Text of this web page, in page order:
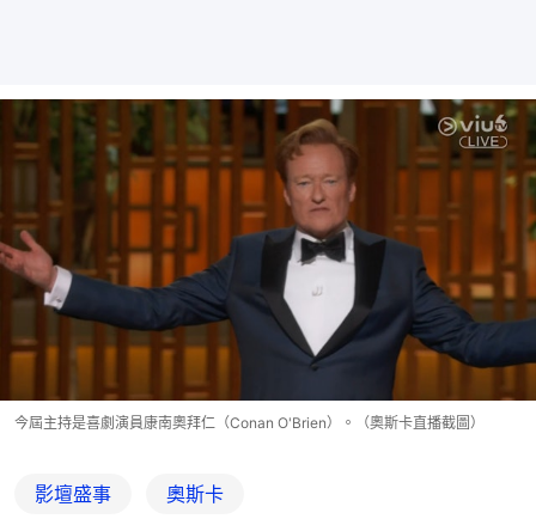
今屆主持是喜劇演員康南奧拜仁（Conan O'Brien）。（奧斯卡直播截圖）
影壇盛事 奧斯卡